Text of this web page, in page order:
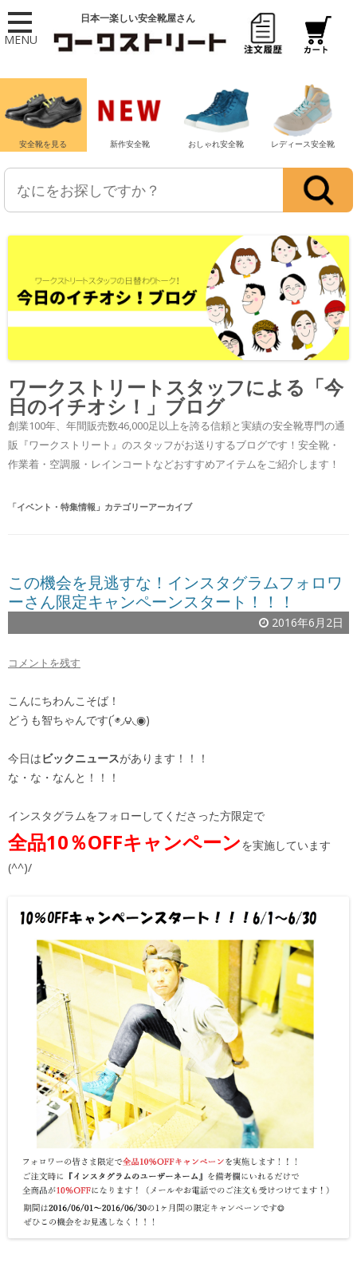
MENU
日本一楽しい安全靴屋さん
安全靴を見る 新作安全靴 おしゃれ安全靴 レディース安全靴
ワークストリートスタッフによる「今
日のイチオシ！」ブログ
創業100年、年間販売数46,000足以上を誇る信頼と実績の安全靴専門の通
販『ワークストリート』のスタッフがお送りするブログです！安全靴・
作業着・空調服・レインコートなどおすすめアイテムをご紹介します！
「イベント・特集情報 」カテゴリーアーカイブ
この機会を見逃すな！インスタグラムフォロワ
ーさん限定キャンペーンスタート！！！
2016年6月2日
コメントを残す
こんにちわんこそば！
どうも智ちゃんです(´◉◞౪◟◉)
今日はビックニュースがあります！！！
な・な・なんと！！！
インスタグラムをフォローしてくださった方限定で
全品10％OFFキャンペーンを実施しています
(^^)/